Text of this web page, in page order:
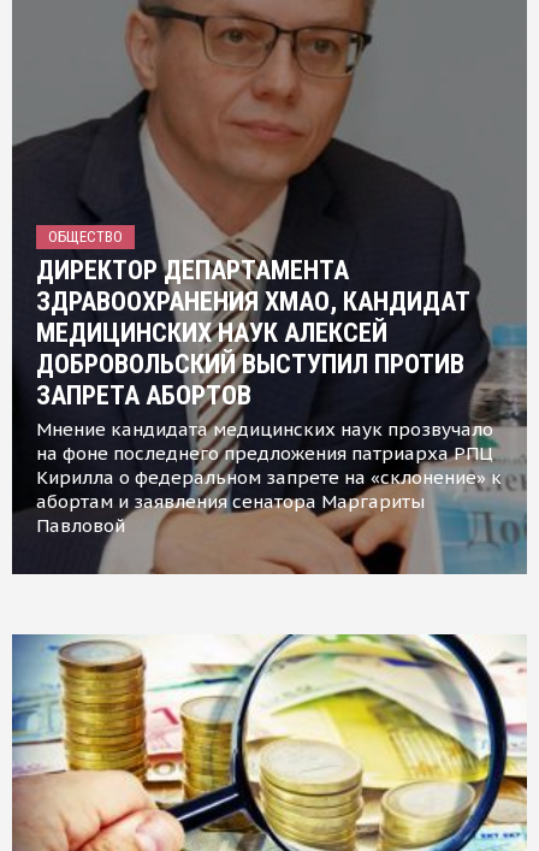
ОБЩЕСТВО
ДИРЕКТОР ДЕПАРТАМЕНТА
ЗДРАВООХРАНЕНИЯ ХМАО, КАНДИДАТ
МЕДИЦИНСКИХ НАУК АЛЕКСЕЙ
ДОБРОВОЛЬСКИЙ ВЫСТУПИЛ ПРОТИВ
ЗАПРЕТА АБОРТОВ
Мнение кандидата медицинских наук прозвучало
на фоне последнего предложения патриарха РПЦ
Кирилла о федеральном запрете на «склонение» к
абортам и заявления сенатора Маргариты
Павловой